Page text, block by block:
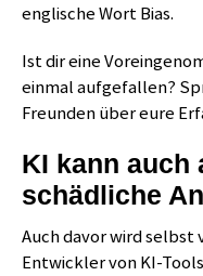
englische Wort Bias.
Ist dir eine
einmal aufgefallen?
Freunden über eure
KI kann auch
schädliche
Auch davor wird selbst
Entwickler von KI-